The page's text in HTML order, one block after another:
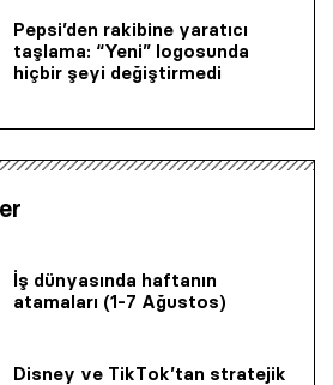
Pepsi’den rakibine yaratıcı
taşlama: “Yeni” logosunda
hiçbir şeyi değiştirmedi
İş dünyasında haftanın
atamaları (1-7 Ağustos)
Disney ve TikTok’tan stratejik